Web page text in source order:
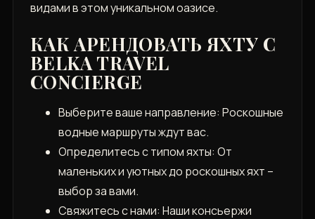
видами в этом уникальном оазисе.
КАК АРЕНДОВАТЬ ЯХТУ С
BELKA TRAVEL
CONCIERGE
Выберите ваше направление: Роскошные
водные маршруты ждут вас.
Определитесь с типом яхты: От
маленьких и уютных до роскошных яхт –
выбор за вами.
Свяжитесь с нами: Наши консьержи